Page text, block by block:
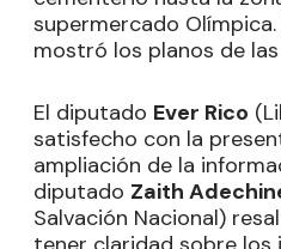
supermercado
mostró los planos de
El diputado Ever Rico
satisfecho con la
ampliación de la
diputado Zaith
Salvación Nacional)